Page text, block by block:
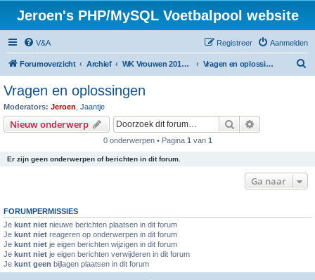
Jeroen's PHP/MySQL Voetbalpool website
V&A Aanmelden
Registreer
Forumoverzicht Archief WK Vrouwen 2019 voetbalpool Vragen en oplossingen
Vragen en oplossingen
Moderators: Jeroen Jaantje
Nieuw onderwerp Zoek
0 onderwerpen • Pagina 1 van 1
Er zijn geen onderwerpen of berichten in dit forum.
Ga naar
FORUMPERMISSIES
Je kunt niet nieuwe berichten plaatsen in dit forum
Je kunt niet reageren op onderwerpen in dit forum
Je kunt niet je eigen berichten wijzigen in dit forum
Je kunt niet je eigen berichten verwijderen in dit forum
Je kunt geen bijlagen plaatsen in dit forum